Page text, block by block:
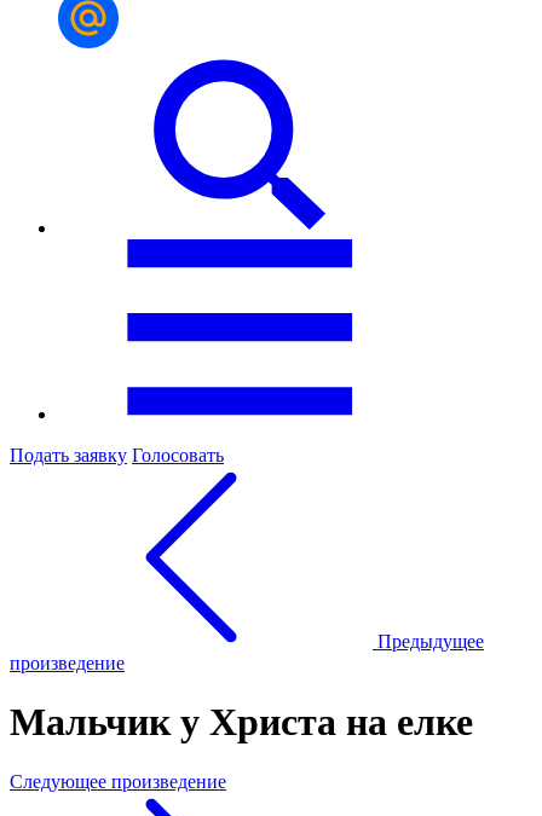
Подать заявку Голосовать
Предыдущее
произведение
Мальчик у Христа на елке
Следующее произведение